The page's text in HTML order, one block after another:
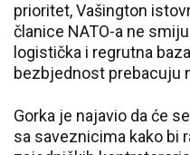
prioritet, Vašington
članice NATO-a ne
logistička i regrutna
bezbjednost prebacuju
Gorka je najavio da će
sa saveznicima kako bi